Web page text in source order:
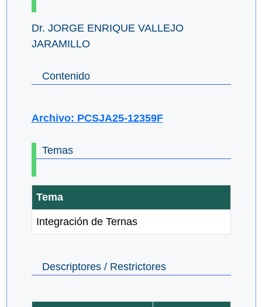
Dr. JORGE ENRIQUE VALLEJO
JARAMILLO
Contenido
Archivo: PCSJA25-12359F
Temas
Tema
Integración de Ternas
Descriptores / Restrictores